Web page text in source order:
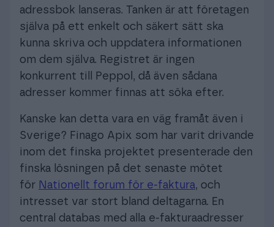
adressbok lanseras. Tanken är att företagen
själva på ett enkelt och säkert sätt ska
kunna skriva och uppdatera informationen
om dem själva. Registret är ingen
konkurrent till Peppol, då även sådana
adresser kommer finnas att söka efter.
Kanske kan detta vara en väg framåt även i
Sverige? Finago Apix som har varit drivande
inom det finska projektet presenterade den
finska lösningen på det senaste mötet
för Nationellt forum för e-faktura, och
intresset var stort bland deltagarna. En
central databas med alla e-fakturaadresser